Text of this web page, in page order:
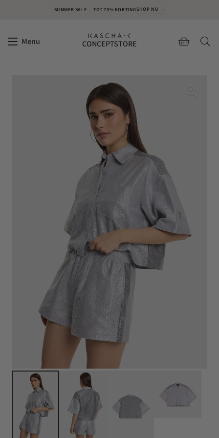
SUMMER SALE — TOT 70% KORTINGSHOP NU →
Menu CONCEPTSTORE